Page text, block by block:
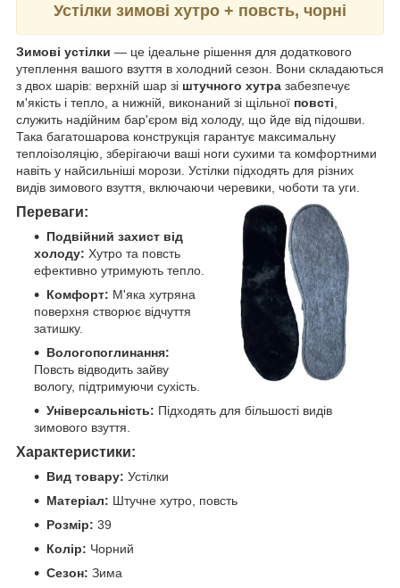
Устілки зимові хутро + повсть, чорні
Зимові устілки — це ідеальне рішення для додаткового
утеплення вашого взуття в холодний сезон. Вони складаються
з двох шарів: верхній шар зі штучного хутра забезпечує
м'якість і тепло, а нижній, виконаний зі щільної повсті
служить надійним бар'єром від холоду, що йде від підошви.
Така багатошарова конструкція гарантує максимальну
теплоізоляцію, зберігаючи ваші ноги сухими та комфортними
навіть у найсильніші морози. Устілки підходять для різних
видів зимового взуття, включаючи черевики, чоботи та уги.
Переваги:
Подвійний захист від
холоду: Хутро та повсть
ефективно утримують тепло.
Комфорт: М'яка хутряна
поверхня створює відчуття
затишку.
Вологопоглинання:
Повсть відводить зайву
вологу, підтримуючи сухість.
Універсальність: Підходять для більшості видів
зимового взуття.
Характеристики:
Вид товару: Устілки
Матеріал: Штучне хутро, повсть
Розмір: 39
Колір: Чорний
Сезон: Зима